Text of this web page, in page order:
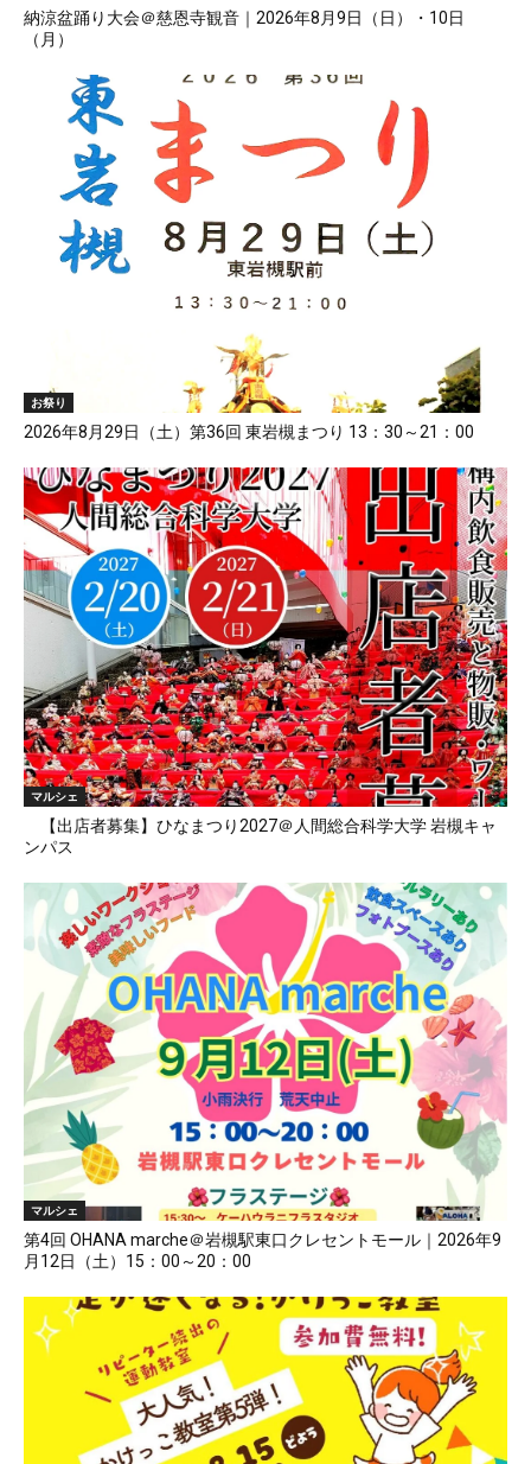
納涼盆踊り大会＠慈恩寺観音｜2026年8月9日（日）・10日
（月）
お祭り
2026年8月29日（土）第36回 東岩槻まつり 13：30～21：00
マルシェ
【出店者募集】ひなまつり2027＠人間総合科学大学 岩槻キャ
ンパス
マルシェ
第4回 OHANA marche＠岩槻駅東口クレセントモール｜2026年9
月12日（土）15：00～20：00